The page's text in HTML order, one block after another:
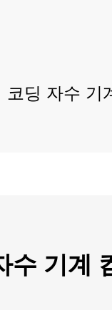
딩 자수 기
수 기계